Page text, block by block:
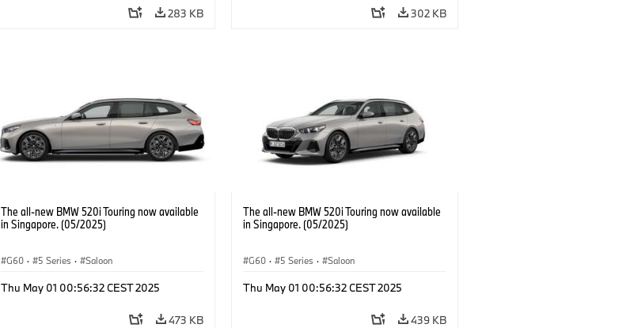
283 KB 302 KB
The all-new BMW 520i Touring now available
in Singapore. (05/2025)
G60 · 5 Series · Saloon
Thu May 01 00:56:32 CEST 2025
473 KB
The all-new BMW 520i Touring now available
in Singapore. (05/2025)
G60 · 5 Series · Saloon
Thu May 01 00:56:32 CEST 2025
439 KB